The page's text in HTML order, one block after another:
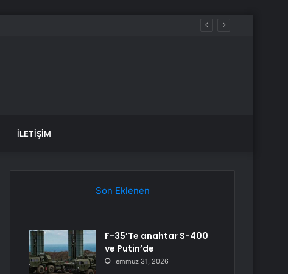
İLETIŞIM
Son Eklenen
F-35’Te anahtar S-400
ve Putin’de
Temmuz 31, 2026